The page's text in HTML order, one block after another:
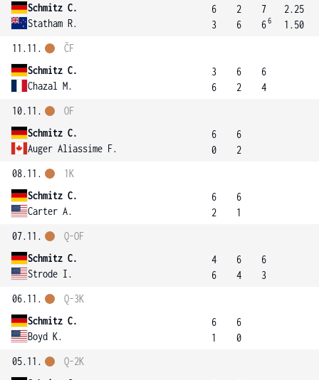
Schmitz C.
Statham R.
6
3
2
6
7
66
2.25
1.50
11.11.
Schmitz C.
Chazal M.
ČF
3
6
6
2
6
4
10.11.
Schmitz C.
Auger Aliassime F.
OF
6
0
6
2
08.11.
Schmitz C.
Carter A.
1K
6
2
6
1
07.11.
Schmitz C.
Strode I.
Q-OF
4
6
6
4
6
3
06.11.
Schmitz C.
Boyd K.
Q-3K
6
1
6
0
05.11.
Q-2K